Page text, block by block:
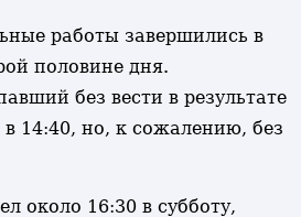
работы завершились в
половине дня.
без вести в результате
14:40, но, к сожалению, без
около 16:30 в субботу,